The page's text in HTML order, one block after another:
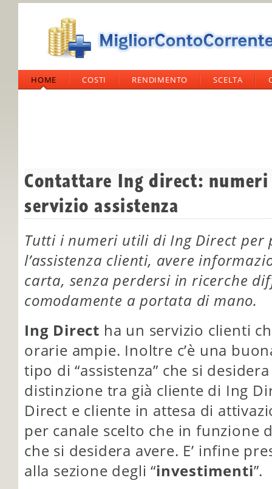
HOME COSTI RENDIMENTO SCELTA
Contattare Ing direct:
servizio assistenza
Tutti i numeri utili di Ing Direct per
l’assistenza clienti, avere
carta, senza perdersi in ricerche
comodamente a portata di mano.
Ing Direct ha un servizio clienti
orarie ampie. Inoltre c’è una
tipo di “assistenza” che si
distinzione tra già cliente di Ing
Direct e cliente in attesa di
per canale scelto che in funzione
che si desidera avere. E’ infine
alla sezione degli “investimenti”.